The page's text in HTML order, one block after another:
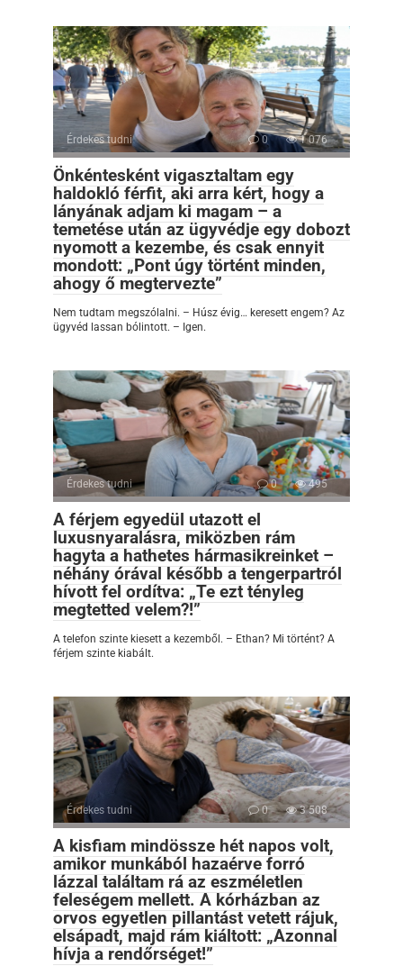
Érdekes tudni 0 1 076
Önkéntesként vigasztaltam egy
haldokló férfit, aki arra kért, hogy a
lányának adjam ki magam – a
temetése után az ügyvédje egy dobozt
nyomott a kezembe, és csak ennyit
mondott: „Pont úgy történt minden,
ahogy ő megtervezte”
Nem tudtam megszólalni. – Húsz évig… keresett engem? Az
ügyvéd lassan bólintott. – Igen.
Érdekes tudni 0 495
A férjem egyedül utazott el
luxusnyaralásra, miközben rám
hagyta a hathetes hármasikreinket –
néhány órával később a tengerpartról
hívott fel ordítva: „Te ezt tényleg
megtetted velem?!”
A telefon szinte kiesett a kezemből. – Ethan? Mi történt? A
férjem szinte kiabált.
Érdekes tudni 0 3 508
A kisfiam mindössze hét napos volt,
amikor munkából hazaérve forró
lázzal találtam rá az eszméletlen
feleségem mellett. A kórházban az
orvos egyetlen pillantást vetett rájuk,
elsápadt, majd rám kiáltott: „Azonnal
hívja a rendőrséget!”